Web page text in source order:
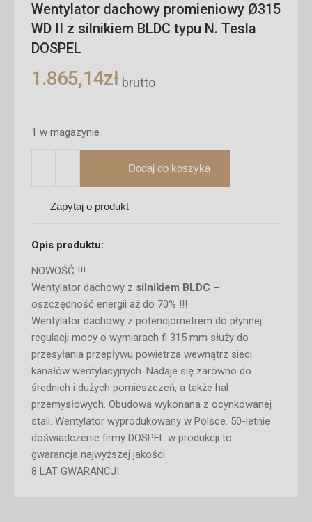
Wentylator dachowy promieniowy Ø315
WD II z silnikiem BLDC typu N. Tesla
DOSPEL
1.865,14zł brutto
1 w magazynie
Dodaj do koszyka
Zapytaj o produkt
Opis produktu:
NOWOŚĆ !!!
Wentylator dachowy z silnikiem BLDC –
oszczędność energii aż do 70% !!!
Wentylator dachowy z potencjometrem do płynnej
regulacji mocy o wymiarach fi 315 mm służy do
przesyłania przepływu powietrza wewnątrz sieci
kanałów wentylacyjnych. Nadaje się zarówno do
średnich i dużych pomieszczeń, a także hal
przemysłowych. Obudowa wykonana z ocynkowanej
stali. Wentylator wyprodukowany w Polsce. 50-letnie
doświadczenie firmy DOSPEL w produkcji to
gwarancja najwyższej jakości.
8 LAT GWARANCJI